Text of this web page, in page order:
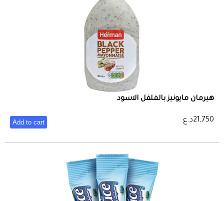
هيرمان مايونيز بالفلفل الاسود
21,750د.ع Add to cart